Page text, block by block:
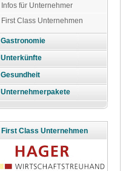
Infos für Unternehmer
First Class Unternehmen
Gastronomie
Unterkünfte
Gesundheit
Unternehmerpakete
First Class Unternehmen